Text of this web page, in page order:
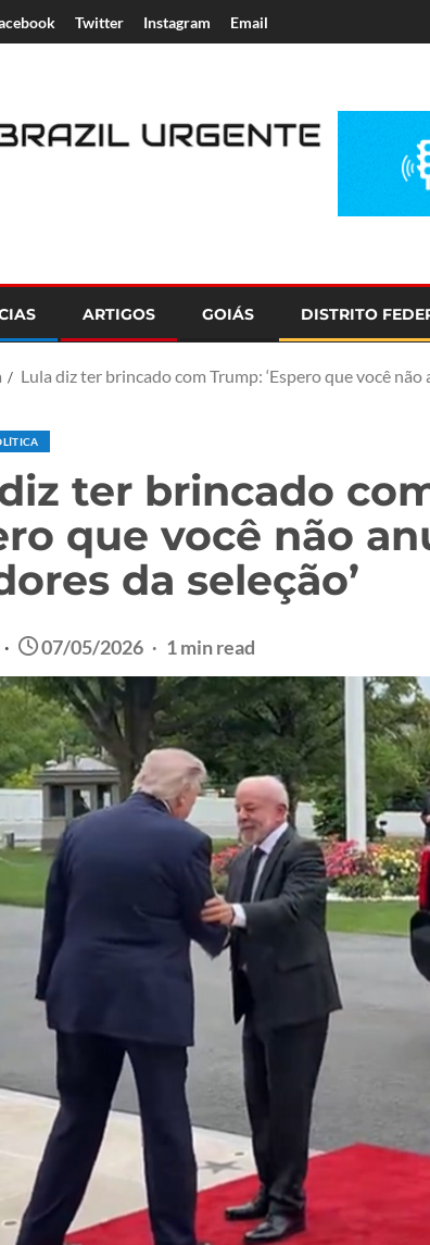
Twitter Instagram Email
ARTIGOS GOIÁS DISTRITO
Lula diz ter brincado com Trump: ‘Espero que você
ter brincado
que você não
da seleção’
07/05/2026 1 min read